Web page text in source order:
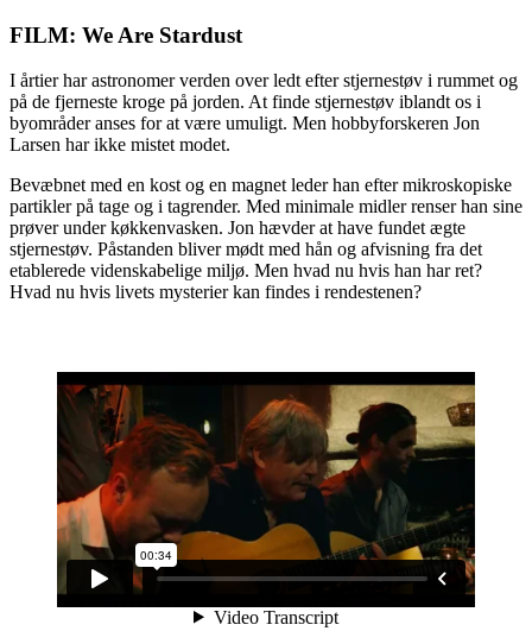
FILM: We Are Stardust
I årtier har astronomer verden over ledt efter stjernestøv i rummet og
på de fjerneste kroge på jorden. At finde stjernestøv iblandt os i
byområder anses for at være umuligt. Men hobbyforskeren Jon
Larsen har ikke mistet modet.
Bevæbnet med en kost og en magnet leder han efter mikroskopiske
partikler på tage og i tagrender. Med minimale midler renser han sine
prøver under køkkenvasken. Jon hævder at have fundet ægte
stjernestøv. Påstanden bliver mødt med hån og afvisning fra det
etablerede videnskabelige miljø. Men hvad nu hvis han har ret?
Hvad nu hvis livets mysterier kan findes i rendestenen?